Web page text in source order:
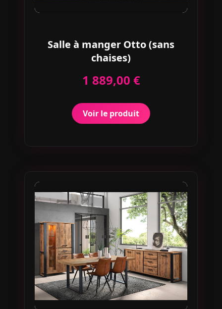
Salle à manger Otto (sans
chaises)
1 889,00 €
Voir le produit